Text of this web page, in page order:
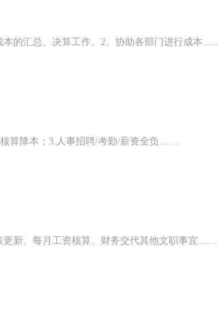
的汇总、决算工作。2、协助各部门进行成本……
算降本；3.人事招聘/考勤/薪资全负……
新、每月工资核算、财务交代其他文职事宜……